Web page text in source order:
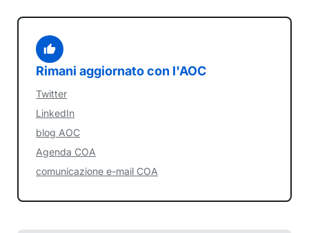
Rimani aggiornato con l'AOC
Twitter
LinkedIn
blog AOC
Agenda COA
comunicazione e-mail COA